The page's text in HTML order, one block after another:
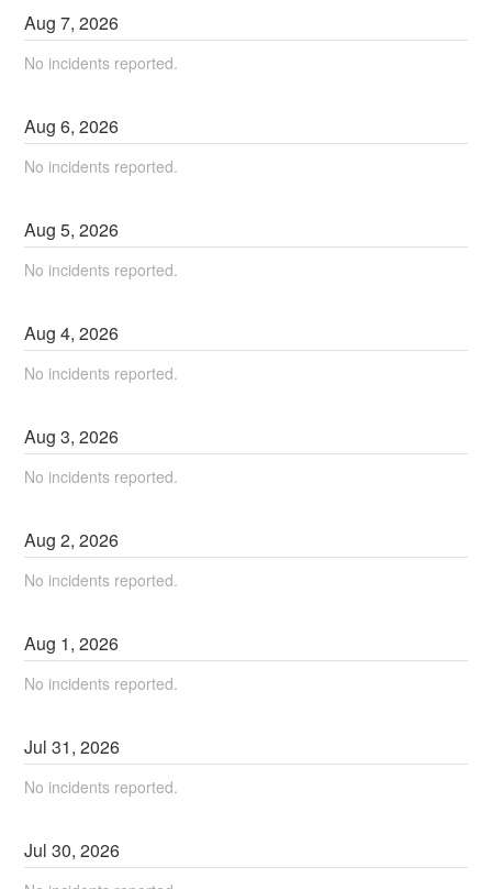
Aug7,2026
No incidents reported.
Aug6,2026
No incidents reported.
Aug5,2026
No incidents reported.
Aug4,2026
No incidents reported.
Aug3,2026
No incidents reported.
Aug2,2026
No incidents reported.
Aug 1,2026
No incidents reported.
Jul31,2026
No incidents reported.
Jul30,2026